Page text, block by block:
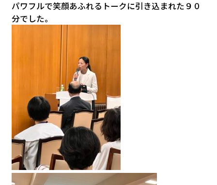
パワフルで笑顔あふれるトークに引き込まれた９０
分でした。